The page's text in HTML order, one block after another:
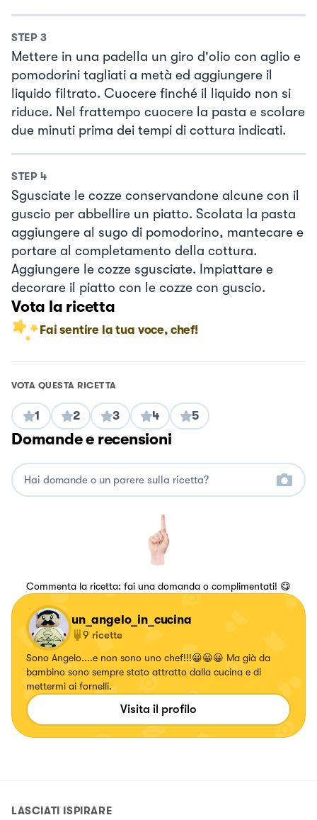
STEP 3
Mettere in una padella un giro d'olio con aglio e
pomodorini tagliati a metà ed aggiungere il
liquido filtrato. Cuocere finché il liquido non si
riduce. Nel frattempo cuocere la pasta e scolare
due minuti prima dei tempi di cottura indicati.
STEP 4
Sgusciate le cozze conservandone alcune con il
guscio per abbellire un piatto. Scolata la pasta
aggiungere al sugo di pomodorino, mantecare e
portare al completamento della cottura.
Aggiungere le cozze sgusciate. Impiattare e
decorare il piatto con le cozze con guscio.
Vota la ricetta
Fai sentire la tua voce, chef!
VOTA QUESTA RICETTA
1 2 3 4 5
Domande e recensioni
Commenta la ricetta: fai una domanda o complimentati! 😋
un_angelo_in_cucina
9 ricette
Sono Angelo....e non sono uno chef!!!😀😀😀 Ma già da
bambino sono sempre stato attratto dalla cucina e di
mettermi ai fornelli.
Visita il profilo
LASCIATI ISPIRARE